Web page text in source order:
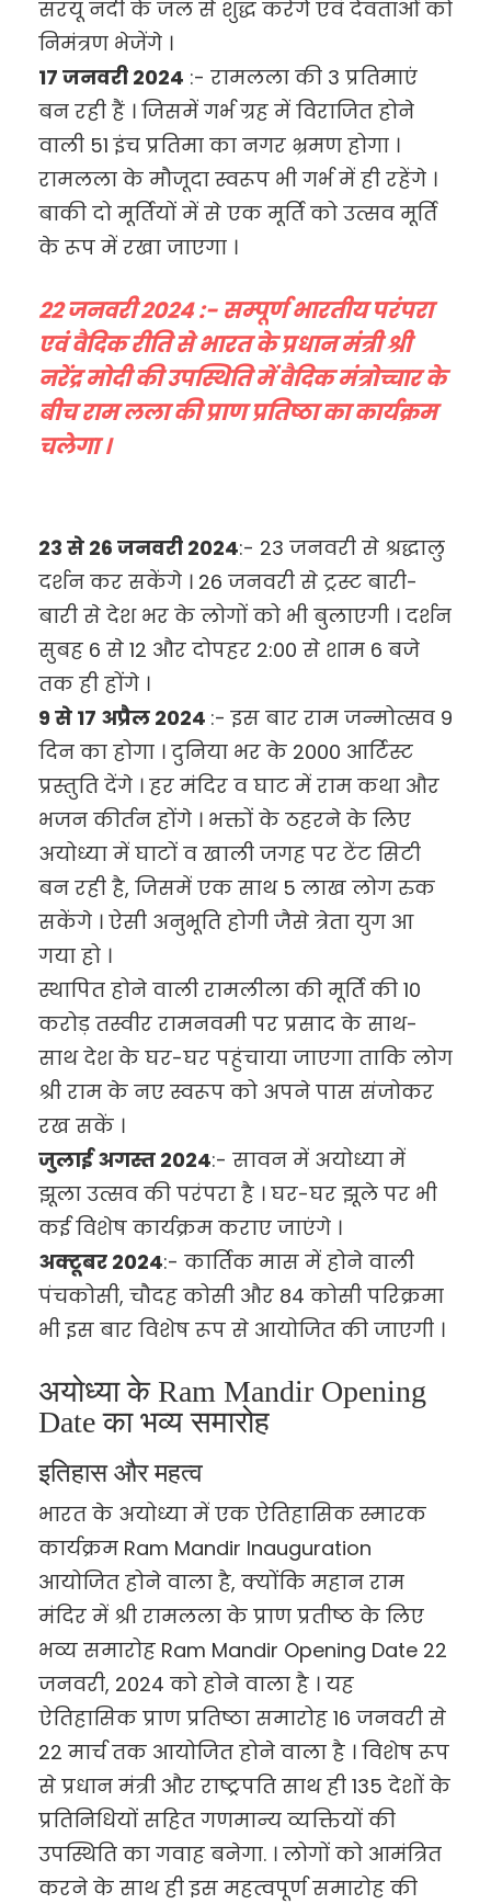
सरयू नदी के जल से शुद्ध करेंगे एवं देवताओं को
निमंत्रण भेजेंगे ।
17 जनवरी 2024 :- रामलला की 3 प्रतिमाएं
बन रही हैं । जिसमें गर्भ ग्रह में विराजित होने
वाली 51 इंच प्रतिमा का नगर भ्रमण होगा ।
रामलला के मौजूदा स्वरूप भी गर्भ में ही रहेंगे ।
बाकी दो मूर्तियों में से एक मूर्ति को उत्सव मूर्ति
के रूप में रखा जाएगा ।
22 जनवरी 2024 :- सम्पूर्ण भारतीय परंपरा
एवं वैदिक रीति से भारत के प्रधान मंत्री श्री
नरेंद्र मोदी की उपस्थिति में वैदिक मंत्रोच्चार के
बीच राम लला की प्राण प्रतिष्ठा का कार्यक्रम
चलेगा ।
23 से 26 जनवरी 2024:- 23 जनवरी से श्रद्धालु
दर्शन कर सकेंगे । 26 जनवरी से ट्रस्ट बारी-
बारी से देश भर के लोगों को भी बुलाएगी । दर्शन
सुबह 6 से 12 और दोपहर 2:00 से शाम 6 बजे
तक ही होंगे ।
9 से 17 अप्रैल 2024 :- इस बार राम जन्मोत्सव 9
दिन का होगा । दुनिया भर के 2000 आर्टिस्ट
प्रस्तुति देंगे । हर मंदिर व घाट में राम कथा और
भजन कीर्तन होंगे । भक्तों के ठहरने के लिए
अयोध्या में घाटों व खाली जगह पर टेंट सिटी
बन रही है, जिसमें एक साथ 5 लाख लोग रुक
सकेंगे । ऐसी अनुभूति होगी जैसे त्रेता युग आ
गया हो ।
स्थापित होने वाली रामलीला की मूर्ति की 10
करोड़ तस्वीर रामनवमी पर प्रसाद के साथ-
साथ देश के घर-घर पहुंचाया जाएगा ताकि लोग
श्री राम के नए स्वरूप को अपने पास संजोकर
रख सकें ।
जुलाई अगस्त 2024:- सावन में अयोध्या में
झूला उत्सव की परंपरा है । घर-घर झूले पर भी
कई विशेष कार्यक्रम कराए जाएंगे ।
अक्टूबर 2024:- कार्तिक मास में होने वाली
पंचकोसी, चौदह कोसी और 84 कोसी परिक्रमा
भी इस बार विशेष रूप से आयोजित की जाएगी ।
अयोध्या के Ram Mandir Opening
Date का भव्य समारोह
इतिहास और महत्व
भारत के अयोध्या में एक ऐतिहासिक स्मारक
कार्यक्रम Ram Mandir Inauguration
आयोजित होने वाला है, क्योंकि महान राम
मंदिर में श्री रामलला के प्राण प्रतीष्ठ के लिए
भव्य समारोह Ram Mandir Opening Date 22
जनवरी, 2024 को होने वाला है । यह
ऐतिहासिक प्राण प्रतिष्ठा समारोह 16 जनवरी से
22 मार्च तक आयोजित होने वाला है । विशेष रूप
से प्रधान मंत्री और राष्ट्रपति साथ ही 135 देशों के
प्रतिनिधियों सहित गणमान्य व्यक्तियों की
उपस्थिति का गवाह बनेगा. । लोगों को आमंत्रित
करने के साथ ही इस महत्वपूर्ण समारोह की